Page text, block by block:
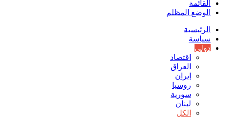
القائمة
الوضع المظلم
الرئيسية
سياسة
دولي
اقتصاد
العراق
ايران
روسيا
سورية
لبنان
الكل